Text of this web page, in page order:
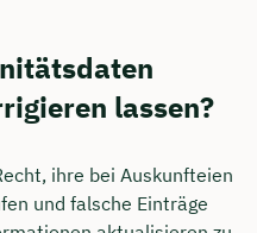
lassen?
ihre bei Auskunfteien
und falsche Einträge